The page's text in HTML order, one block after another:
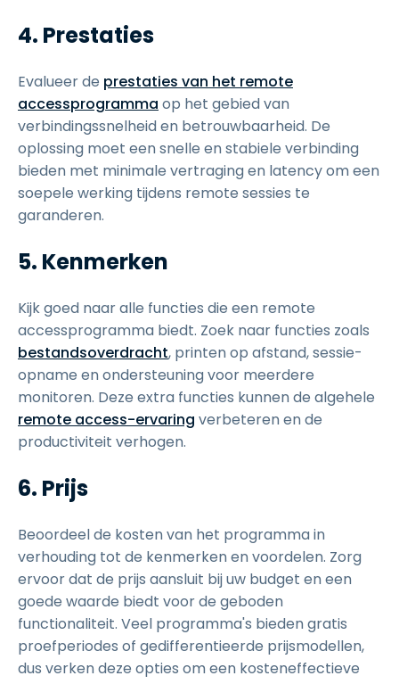
4. Prestaties
Evalueer de prestaties van het remote
accessprogramma op het gebied van
verbindingssnelheid en betrouwbaarheid. De
oplossing moet een snelle en stabiele verbinding
bieden met minimale vertraging en latency om een
soepele werking tijdens remote sessies te
garanderen.
5. Kenmerken
Kijk goed naar alle functies die een remote
accessprogramma biedt. Zoek naar functies zoals
bestandsoverdracht, printen op afstand, sessie-
opname en ondersteuning voor meerdere
monitoren. Deze extra functies kunnen de algehele
remote access-ervaring verbeteren en de
productiviteit verhogen.
6. Prijs
Beoordeel de kosten van het programma in
verhouding tot de kenmerken en voordelen. Zorg
ervoor dat de prijs aansluit bij uw budget en een
goede waarde biedt voor de geboden
functionaliteit. Veel programma's bieden gratis
proefperiodes of gedifferentieerde prijsmodellen,
dus verken deze opties om een kosteneffectieve